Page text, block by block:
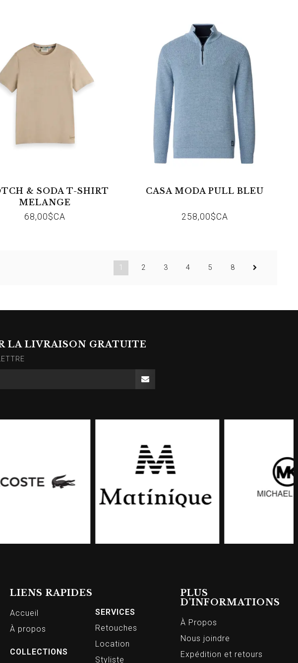
& SODA T-SHIRT
MELANGE
68,00$CA
CASA MODA PULL BLEU
258,00$CA
1 2 3 4 5 8
LA LIVRAISON GRATUITE
LIENS RAPIDES
Accueil
À propos
COLLECTIONS
SERVICES
Retouches
Location
Styliste
PLUS
D'INFORMATIONS
À Propos
Nous joindre
Expédition et retours